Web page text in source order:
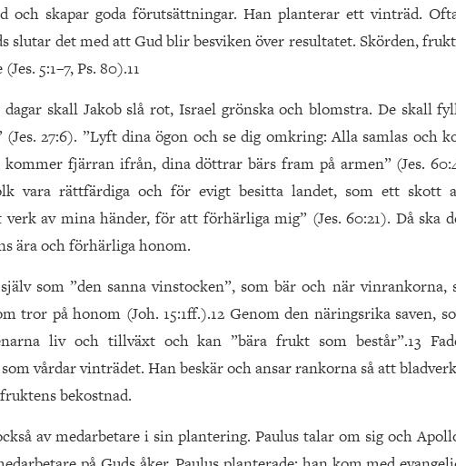
och skapar goda förutsättningar. Han planterar ett vinträd.
slutar det med att Gud blir besviken över resultatet. Skörden,
5:1–7, Ps. 80).11
skall Jakob slå rot, Israel grönska och blomstra. De skall
27:6). ”Lyft dina ögon och se dig omkring: Alla samlas och
fjärran ifrån, dina döttrar bärs fram på armen” (Jes.
vara rättfärdiga och för evigt besitta landet, som ett skott
av mina händer, för att förhärliga mig” (Jes. 60:21). Då ska
ära och förhärliga honom.
som ”den sanna vinstocken”, som bär och när vinrankorna,
tror på honom (Joh. 15:1ff.).12 Genom den näringsrika saven,
liv och tillväxt och kan ”bära frukt som består”.13
vårdar vinträdet. Han beskär och ansar rankorna så att
bekostnad.
av medarbetare i sin plantering. Paulus talar om sig och